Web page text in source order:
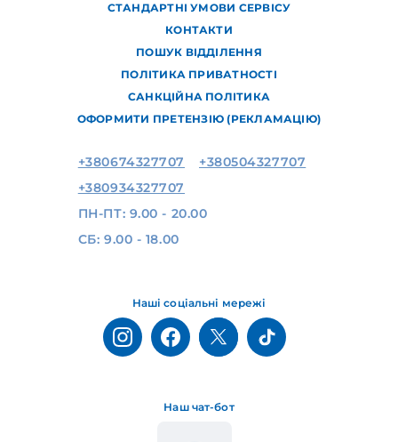
СТАНДАРТНІ УМОВИ СЕРВІСУ
КОНТАКТИ
ПОШУК ВІДДІЛЕННЯ
ПОЛІТИКА ПРИВАТНОСТІ
САНКЦІЙНА ПОЛІТИКА
ОФОРМИТИ ПРЕТЕНЗІЮ (РЕКЛАМАЦІЮ)
Наш чат-бот
Наші соціальні мережі
+380674327707
+380504327707
+380934327707
ПН-ПТ: 9.00 - 20.00
СБ: 9.00 - 18.00